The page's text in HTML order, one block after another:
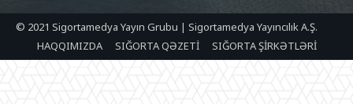
© 2021 Sigortamedya Yayın Grubu | Sigortamedya Yayıncılık A.Ş.
HAQQIMIZDA
SIĞORTA QƏZETİ SIĞORTA ŞİRKƏTLƏRİ